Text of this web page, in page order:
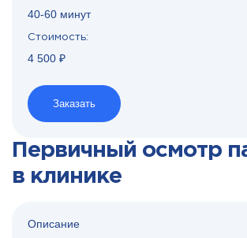
40-60 минут
Стоимость:
4 500 ₽
Заказать
Первичный осмотр
в клинике
Описание